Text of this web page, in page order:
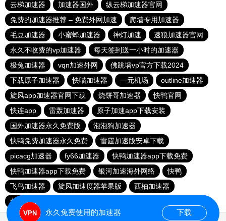
云梯加速器
加速器国外
纵云梯加速器官网
免费的加速器推荐 – 免费外网加速
爬墙专用加速器
毛豆加速器
小蜜蜂加速器 神灯加速
速狼加速器官网
永久不收费的vp加速器
每天签到送一小时的加速器
极兔加速器
vqn加速外网
佛跳墙vp官方下载2024
下载原子加速器
快喵加速器 一元机场
outline加速器
旋风app加速器官网下载
烧饼哥加速器
快鸭官网
快连app
雷轰加速器
原子加速app下载安装
国外加速器永久免费版
泡泡狗加速器
快鸭免费加速器永久免费
雷霆加速版安卓下载
picacg加速器
fy66加速器
快鸭加速器app下载免费
快鸭加速器app下载免费
银河加速海外网络
快鸭
飞鸟加速器
旋风加速度器苹果版
西柚加速器
免费vqn加速外网
永久免费使用的加速器 下载